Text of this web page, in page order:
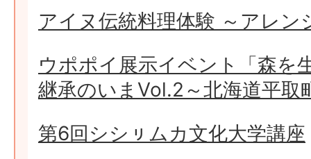
アイヌ伝統料理体験 ～アレン
ウポポイ展示イベント「森を
継承のいまVol.2～北海道平取
第6回シシㇼムカ文化大学講座